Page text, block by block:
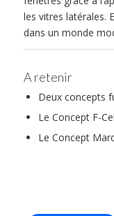
les vitres latérales.
dans un monde
A retenir
Deux concepts
Le Concept F-
Le Concept